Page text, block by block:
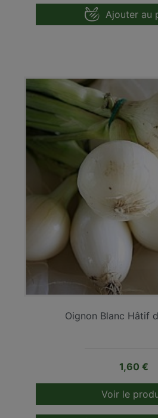
Ajouter au
Oignon Blanc Hâtif
Prix
1,60 €
Voir le